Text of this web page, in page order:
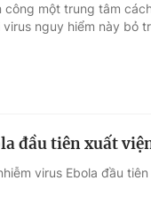
một trung tâm
nguy hiểm này bỏ
đầu tiên xuất
virus Ebola đầu